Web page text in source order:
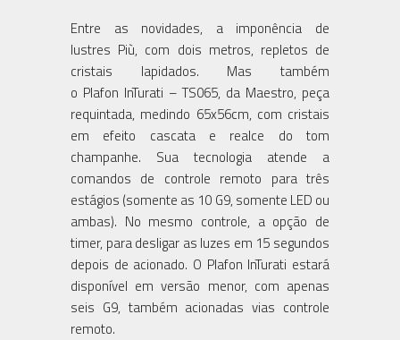
Entre as novidades, a imponência de
lustres Più, com dois metros, repletos de
cristais lapidados. Mas também
o Plafon InTurati – TS065, da Maestro, peça
requintada, medindo 65x56cm, com cristais
em efeito cascata e realce do tom
champanhe. Sua tecnologia atende a
comandos de controle remoto para três
estágios (somente as 10 G9, somente LED ou
ambas). No mesmo controle, a opção de
timer, para desligar as luzes em 15 segundos
depois de acionado. O Plafon InTurati estará
disponível em versão menor, com apenas
seis G9, também acionadas vias controle
remoto.